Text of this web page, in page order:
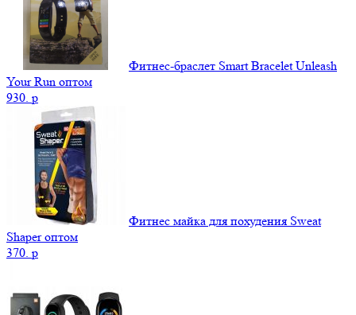
Фитнес-браслет Smart Bracelet Unleash
Your Run оптом
930. p
Фитнес майка для похудения Sweat
Shaper оптом
370. p